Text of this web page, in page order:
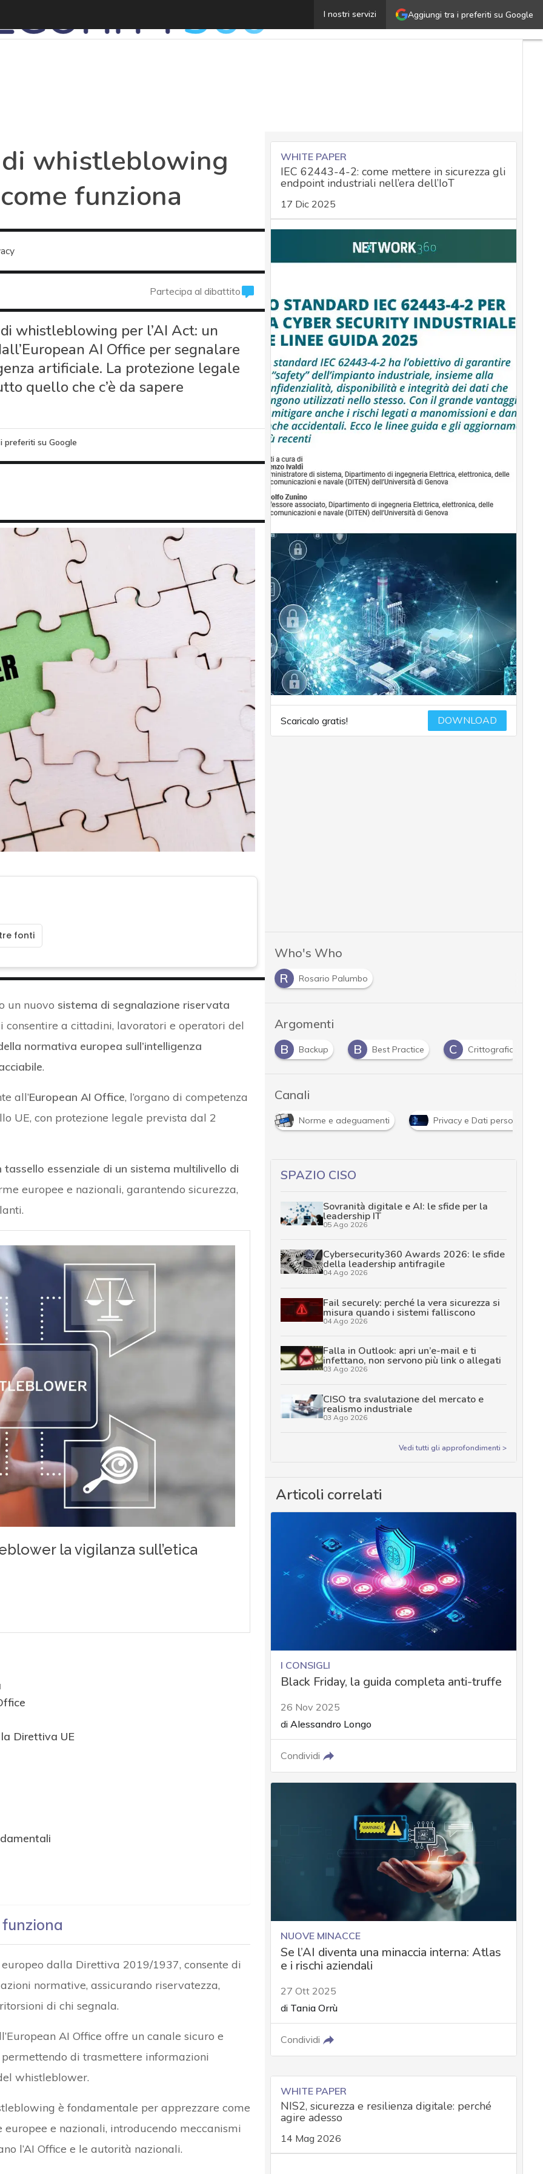
Aggiungi tra i preferiti su Google
I nostri servizi
Il nuovo strumento di whistleblowing per l’AI Act: cos’è
whistleblowing
funziona
Partecipa al dibattito
whistleblowing per l’AI Act: un
AI Office per segnalare
artificiale. La protezione legale
quello che c’è da sapere
preferiti su Google
fonti
un nuovo sistema di segnalazione riservata
consentire a cittadini, lavoratori e operatori del
normativa europea sull’intelligenza
.
all’European AI Office, l’organo di competenza
UE, con protezione legale prevista dal 2
tassello essenziale di un sistema multilivello di
europee e nazionali, garantendo sicurezza,
Direttiva UE
funziona
dalla Direttiva 2019/1937, consente di
normative, assicurando riservatezza,
di chi segnala.
AI Office offre un canale sicuro e
di trasmettere informazioni
whistleblower.
è fondamentale per apprezzare come
e nazionali, introducendo meccanismi
l’AI Office e le autorità nazionali.
WHITE PAPER
IEC 62443-4-2: come mettere in sicurezza gli
endpoint industriali nell’era dell’IoT
17 Dic 2025
Scaricalo gratis! DOWNLOAD
Who's Who
R
Rosario Palumbo
Argomenti
A
AI Act B Best Practice C Crittografia D dati personali
Canali
News, attualità e analisi Cyber sicurezza e privacy Norme e adeguamenti Privacy e Dati personali
SPAZIO CISO
Sovranità digitale e AI: le sfide per la
leadership IT
05 Ago 2026
Cybersecurity360 Awards 2026: le sfide
della leadership antifragile
04 Ago 2026
Fail securely: perché la vera sicurezza si
misura quando i sistemi falliscono
04 Ago 2026
Falla in Outlook: apri un’e-mail e ti
infettano, non servono più link o allegati
03 Ago 2026
CISO tra svalutazione del mercato e
realismo industriale
03 Ago 2026
Vedi tutti gli approfondimenti >
Articoli correlati
I CONSIGLI
Black Friday, la guida completa anti-truffe
26 Nov 2025
di Alessandro Longo
Condividi
NUOVE MINACCE
Se l’AI diventa una minaccia interna: Atlas
e i rischi aziendali
27 Ott 2025
di Tania Orrù
Condividi
WHITE PAPER
NIS2, sicurezza e resilienza digitale: perché
agire adesso
14 Mag 2026